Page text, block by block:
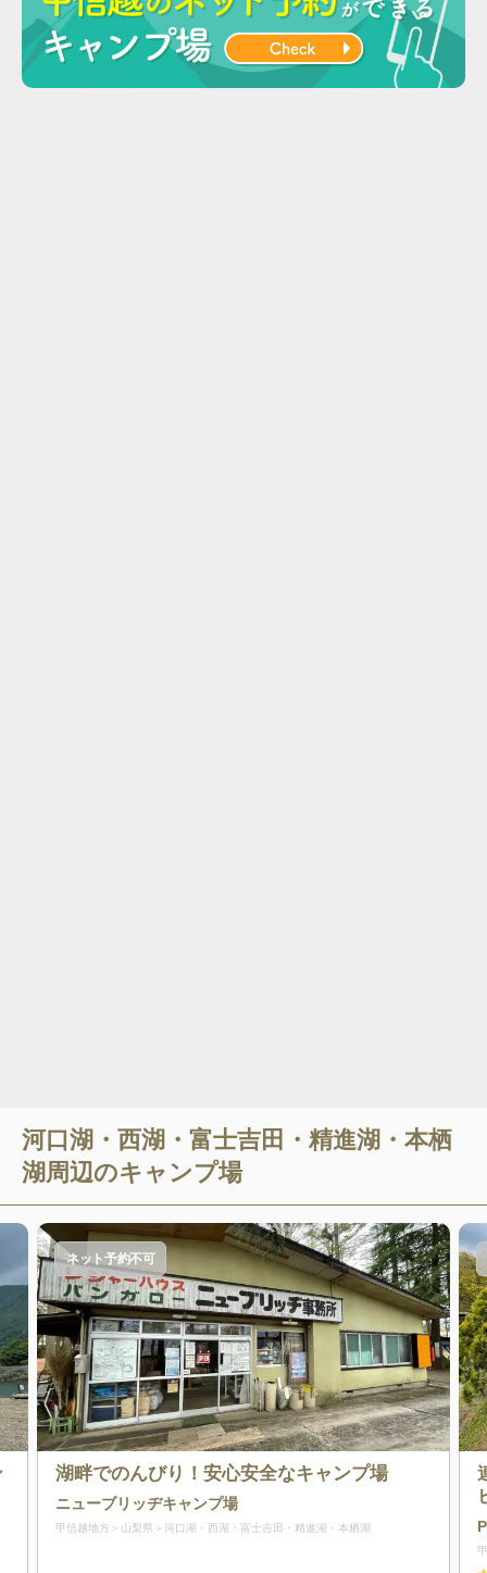
河口湖・西湖・富士吉田・精進湖・本栖
湖 周辺のキャンプ場
ネット予約不可
湖畔でのんびり！安心安全なキャンプ場
ニューブリッヂキャンプ場
甲信越地方 山梨県 河口湖・西湖・富士吉田・精進湖・本栖湖